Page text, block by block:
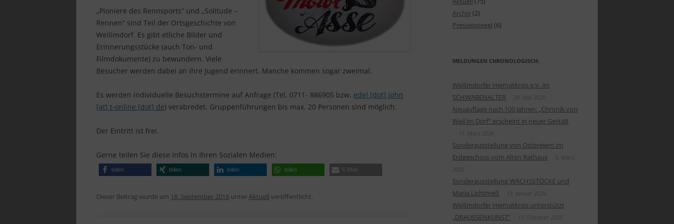
PROJEKT GRENZSTEIN
LICHTKARZ
VIDEOEINBLICK „KÖNIGREICH
WÜRTTEMBERG UND DER
BERGHEIMER HOF“
DACHBODEN“
LUFTSCHUTZKELLER“
HILDER ADLER
ZWISCHEN FRONT UND HEIMAT
MÄRKLIN, ANKER & CO
MEISTERSTÜCKE
EI EI EI
GELIEBTES BILDERBUCH
ANSICHTSKARTEN
UNSER GEDÄCHTNIS
„Pioniere des Rennsports“ und „Solitude –
Rennen“ sind Teil der Ortsgeschichte von
Weilimdorf. Es gibt etliche Bilder und
Erinnerungsstücke (auch Ton- und
Filmdokumente) zu bewundern. Viele
Besucher werden dabei an ihre Jugend erinnert. Manche kommen sogar zweimal.
Es werden individuelle Besuchstermine auf Anfrage (Tel. 0711- 886905 bzw. edel [dot] john
[at] t-online [dot] de) verabredet. Gruppenführungen bis max. 20 Personen sind möglich.
Der Eintritt ist frei.
Gerne teilen Sie diese Infos in Ihren Sozialen Medien:
teilen teilen teilen teilen E-Mail
Dieser Beitrag wurde am 18. September 2018 unterAktuell veröffentlicht.
Archiv (2)
Pressespiegel (6)
MELDUNGEN CHRONOLOGISCH:
Weilimdorfer Heimatkreis e.V. im
SCHWABENALTER
29. Mai 2026
Neuauflage nach 100 Jahren: „Chronik von
Weil im Dorf“ erscheint in neuer Gestalt
17. März 2026
Sonderausstellung von Ostereiern im
Erdgeschoss vom Alten Rathaus
5. März
2026
Sonderausstellung WACHSSTÖCKE und
Maria Lichtmeß
13. Januar 2026
Weilimdorfer Heimatkreis unterstützt
„DRAUSSENKUNST“
17. Oktober 2025